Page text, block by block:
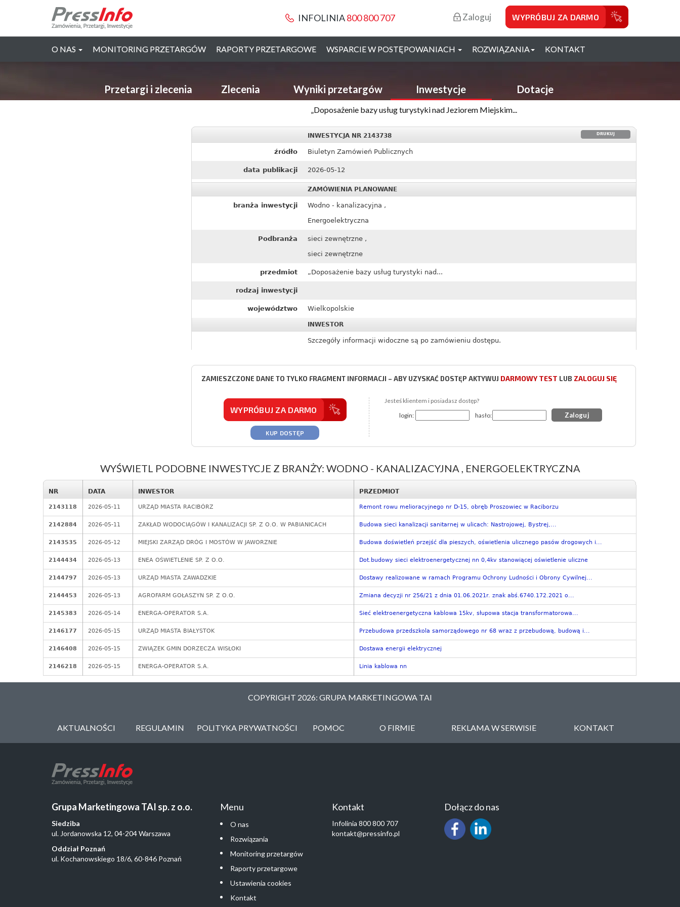
INFOLINIA800 800 707 Zaloguj WYPRÓBUJ ZA DARMO
O NAS MONITORING PRZETARGÓW RAPORTY PRZETARGOWE WSPARCIE W POSTĘPOWANIACH ROZWIĄZANIA KONTAKT
Przetargi i zlecenia Zlecenia Wyniki przetargów Inwestycje Dotacje
„Doposażenie bazy usług turystyki nad Jeziorem Miejskim...
DRUKUJ
INWESTYCJA NR 2143738
źródło Biuletyn Zamówień Publicznych
data publikacji 2026-05-12
ZAMÓWIENIA PLANOWANE
branża inwestycji
Wodno - kanalizacyjna ,
Energoelektryczna
Podbranża
sieci zewnętrzne ,
sieci zewnętrzne
przedmiot „Doposażenie bazy usług turystyki nad...
rodzaj inwestycji
województwo Wielkopolskie
INWESTOR
Szczegóły informacji widoczne są po zamówieniu dostępu.
ZAMIESZCZONE DANE TO TYLKO FRAGMENT INFORMACJI – ABY UZYSKAĆ DOSTĘP AKTYWUJ DARMOWY TEST LUB ZALOGUJ SIĘ
WYPRÓBUJ ZA DARMO
KUP DOSTĘP
Jesteś klientem i posiadasz dostęp?
login:
hasło:
WYŚWIETL PODOBNE INWESTYCJE Z BRANŻY: WODNO - KANALIZACYJNA , ENERGOELEKTRYCZNA
NR DATA INWESTOR PRZEDMIOT
2143118 2026-05-11 URZĄD MIASTA RACIBÓRZ Remont rowu melioracyjnego nr D-15, obręb Proszowiec w Raciborzu
2142884 2026-05-11 ZAKŁAD WODOCIĄGÓW I KANALIZACJI SP. Z O.O. W PABIANICACH Budowa sieci kanalizacji sanitarnej w ulicach: Nastrojowej, Bystrej,...
2143535 2026-05-12 MIEJSKI ZARZĄD DRÓG I MOSTÓW W JAWORZNIE Budowa doświetleń przejść dla pieszych, oświetlenia ulicznego pasów drogowych i...
2144434 2026-05-13 ENEA OŚWIETLENIE SP. Z O.O. Dot.budowy sieci elektroenergetycznej nn 0,4kv stanowiącej oświetlenie uliczne
2144797 2026-05-13 URZĄD MIASTA ZAWADZKIE Dostawy realizowane w ramach Programu Ochrony Ludności i Obrony Cywilnej...
2144453 2026-05-13 AGROFARM GOŁASZYN SP. Z O.O. Zmiana decyzji nr 256/21 z dnia 01.06.2021r. znak abś.6740.172.2021 o...
2145383 2026-05-14 ENERGA-OPERATOR S.A. Sieć elektroenergetyczna kablowa 15kv, słupowa stacja transformatorowa...
2146177 2026-05-15 URZĄD MIASTA BIAŁYSTOK Przebudowa przedszkola samorządowego nr 68 wraz z przebudową, budową i...
2146408 2026-05-15 ZWIĄZEK GMIN DORZECZA WISŁOKI Dostawa energii elektrycznej
2146218 2026-05-15 ENERGA-OPERATOR S.A. Linia kablowa nn
COPYRIGHT 2026: GRUPA MARKETINGOWA TAI
AKTUALNOŚCI REGULAMIN POLITYKA PRYWATNOŚCI POMOC O FIRMIE REKLAMA W SERWISIE KONTAKT
Grupa Marketingowa TAI sp. z o.o.
Siedziba
ul. Jordanowska 12, 04-204 Warszawa
Oddział Poznań
ul. Kochanowskiego 18/6, 60-846 Poznań
Menu
O nas
Rozwiązania
Monitoring przetargów
Raporty przetargowe
Ustawienia cookies
Kontakt
Kontakt
Infolinia 800 800 707
kontakt@pressinfo.pl
Dołącz do nas